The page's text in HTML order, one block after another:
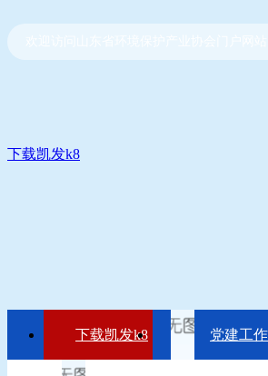
下载凯发k8
下载凯发k8 党建工作